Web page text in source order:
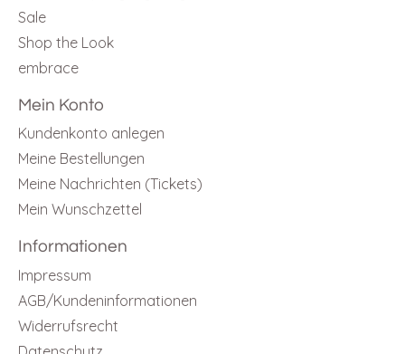
Sale
Shop the Look
embrace
Mein Konto
Kundenkonto anlegen
Meine Bestellungen
Meine Nachrichten (Tickets)
Mein Wunschzettel
Informationen
Impressum
AGB/Kundeninformationen
Widerrufsrecht